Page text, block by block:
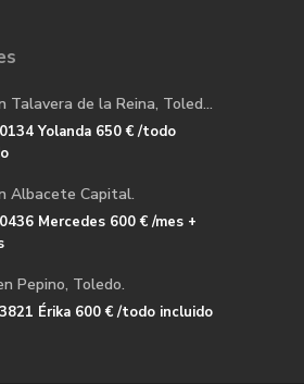
Talavera de la Reina, Toled...
Yolanda 650 €/todo
Albacete Capital.
Mercedes 600 €/mes +
Pepino, Toledo.
Érika 600 €/todo incluido